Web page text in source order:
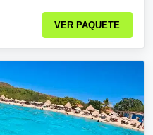
VER PAQUETE